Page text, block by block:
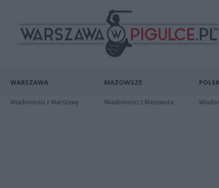
WARSZAWA
Wiadomości z Warszawy
MAZOWSZE
Wiadomości z Mazowsza